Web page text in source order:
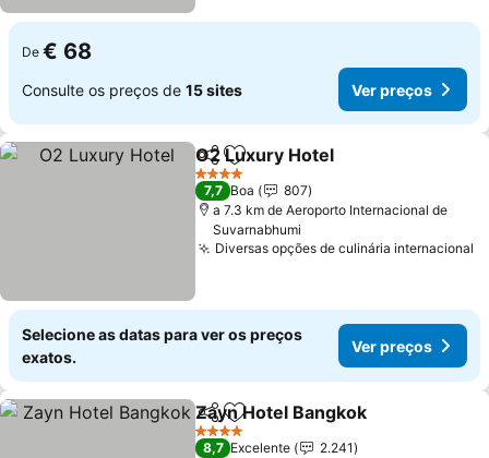
De € 68
Consulte os preços de 15 sites Ver preços
PartilharAdicionar aos favoritos
O2 Luxury Hotel
4 Estrelas
7,7 Boa
807
a 7.3 km de Aeroporto Internacional de
Suvarnabhumi
Diversas opções de culinária internacional
Selecione as datas para ver os preços
exatos.
Ver preços
PartilharAdicionar aos favoritos
Zayn Hotel Bangkok
4 Estrelas
8,7 Excelente
2.241